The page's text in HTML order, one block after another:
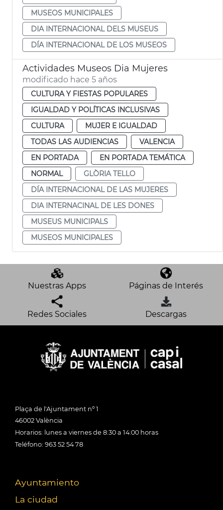
MUSEOS MUNICIPALES
DIA INTERNACIONAL DELS MUSEUS
DÍA INTERNACIONAL DE LOS MUSEOS
Actividades Museos Dia Mujeres
modificado hace 5 años
CULTURA Y FIESTAS POPULARES
IGUALDAD Y POLÍTICAS INCLUSIVAS
CULTURA
MUJER E IGUALDAD
TODAS LAS AUDIENCIAS
VALENCIA
EN PORTADA
EN PORTADA TEMÁTICA
NORMAL
GLÒRIA TELLO
DÍA INTERNACIONAL DE LAS MUJERES
DIA INTERNACINAL DE LES DONES
MUSEUS MUNICIPALS
MUSEOS MUNICIPALES
Nuestras Apps Páginas de Interés
Redes Sociales Descargas
Plaça de l'Ajuntament nº 1
46002 València
Horarios: lunes a viernes de 8:30 a 14:00 horas
Teléfono: 963 52 54 78
Ayuntamiento
La ciudad